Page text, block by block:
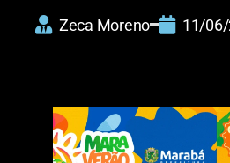
Zeca Moreno 11/